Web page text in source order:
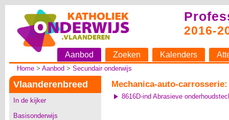
2016-
Aanbod Zoeken Kalenders
Home> Aanbod > Secundair onderwijs
Vlaanderenbreed
In de kijker
Basisonderwijs
Mechanica-auto-
8616D-ind Abrasieve